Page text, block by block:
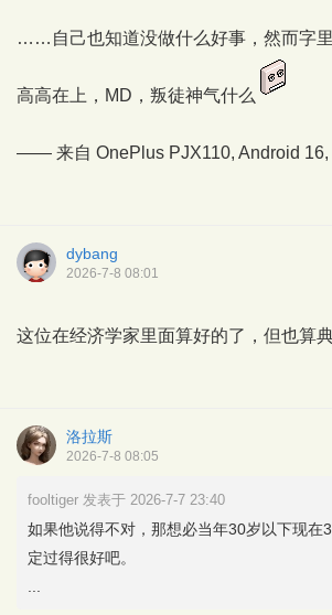
……自己也知道没做什么好事，然而字
高高在上，MD，叛徒神气什么
—— 来自 OnePlus PJX110, Android 16,
dybang
2026-7-8 08:01
这位在经济学家里面算好的了，但也算
洛拉斯
2026-7-8 08:05
fooltiger 发表于 2026-7-7 23:40
如果他说得不对，那想必当年30岁以下现在
定过得很好吧。